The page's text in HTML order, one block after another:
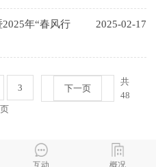
2025-02-17
年“春风行
3 下一页
共
48
互动 概况